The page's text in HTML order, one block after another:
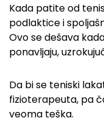
Kada patite od
podlaktice i
Ovo se dešava
ponavljaju,
Da bi se teniski
fizioterapeuta, pa
veoma teška.